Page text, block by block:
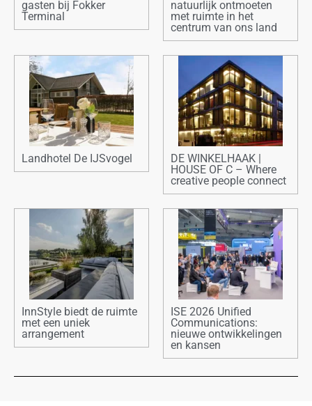
gasten bij Fokker
Terminal
natuurlijk ontmoeten
met ruimte in het
centrum van ons land
Landhotel De IJSvogel
DE WINKELHAAK |
HOUSE OF C – Where
creative people connect
InnStyle biedt de ruimte
met een uniek
arrangement
ISE 2026 Unified
Communications:
nieuwe ontwikkelingen
en kansen